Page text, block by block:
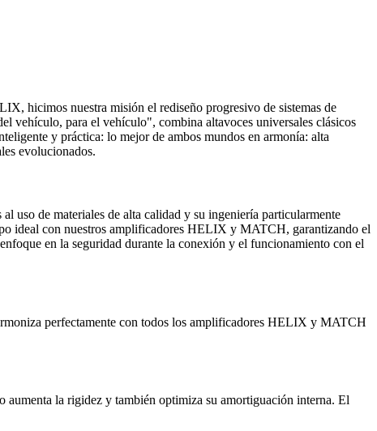
hicimos nuestra misión el rediseño progresivo de sistemas de
vehículo, para el vehículo", combina altavoces universales clásicos
y práctica: lo mejor de ambos mundos en armonía: alta
evolucionados.
uso de materiales de alta calidad y su ingeniería particularmente
ideal con nuestros amplificadores HELIX y MATCH, garantizando el
en la seguridad durante la conexión y el funcionamiento con el
perfectamente con todos los amplificadores HELIX y MATCH
aumenta la rigidez y también optimiza su amortiguación interna. El